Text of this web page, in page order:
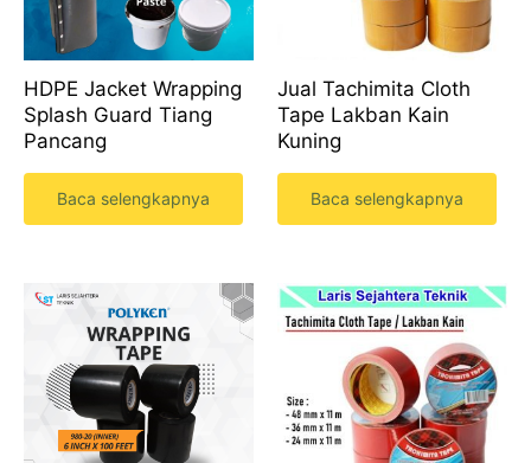
HDPE Jacket Wrapping
Splash Guard Tiang
Pancang
Baca selengkapnya
Jual Tachimita Cloth
Tape Lakban Kain
Kuning
Baca selengkapnya